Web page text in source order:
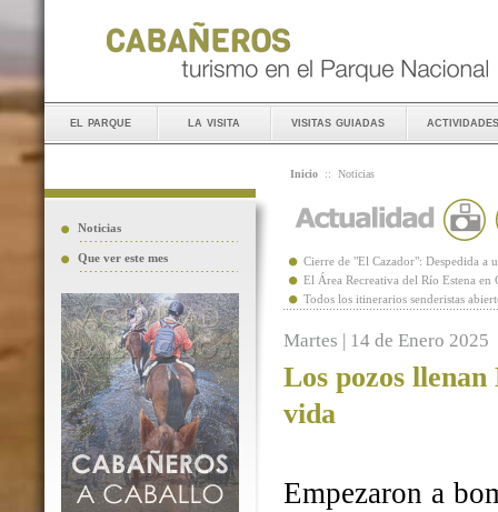
el parque la visita visitas guiadas actividades
Noticias
Que ver este mes
Inicio :: Noticias
Cierre de "El Cazador": Despedida a
El Área Recreativa del Río Estena
Todos los itinerarios senderistas
Martes | 14 de Enero 2025
Los pozos
vida
Empezaron a